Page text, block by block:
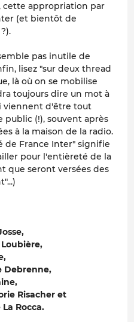
cette appropriation par
(et bientôt de
pas inutile de
lisez "sur deux thread
là où on se mobilise
toujours dire un mot à
viennent d'être tout
(!), souvent après
à la maison de la radio.
de France Inter" signifie
pour l'entièreté de la
que seront versées des
Debrenne,
Risacher et
Rocca.